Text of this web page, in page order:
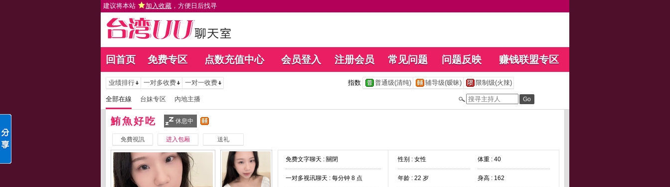
建议将本站 加入收藏 ，方便日后找寻
回首页 免费专区 点数充值中心 会员登入 注册会员 常见问题 问题反映 赚钱联盟专区
业绩排行 一对多收费 一对一收费 指数 普通级(清纯) 辅导级(暧昧) 限制级(火辣)
全部在線 台妹专区 內地主播
鮪魚好吃 休息中
免費視訊 进入包厢 送礼
免费文字聊天 : 關閉
一对多视讯聊天 : 每分钟 8 点
性别 : 女性 体重 : 40
年龄 : 22 岁 身高 : 162